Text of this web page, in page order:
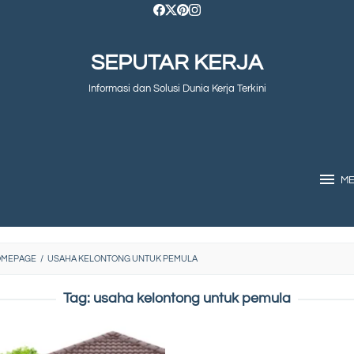
SEPUTAR KERJA
Informasi dan Solusi Dunia Kerja Terkini
/ USAHA KELONTONG UNTUK PEMULA
Tag: usaha kelontong untuk pemula